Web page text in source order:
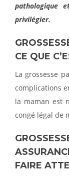
pathologique
privilégier.
CE QUE
La grossesse
complications
la maman est
congé légal de
FAIRE